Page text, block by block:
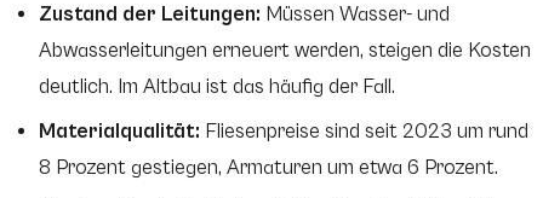
Zustand der Leitungen: Müssen Wasser- und
Abwasserleitungen erneuert werden, steigen die Kosten
deutlich. Im Altbau ist das häufig der Fall.
Materialqualität: Fliesenpreise sind seit 2023 um rund
8 Prozent gestiegen, Armaturen um etwa 6 Prozent.